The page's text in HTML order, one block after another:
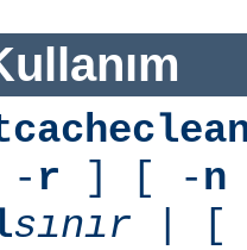
- r ] [ -n
sınır | [